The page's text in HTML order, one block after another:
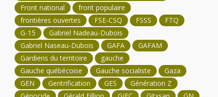
Front national
front populaire
frontières ouvertes
FSE-CSQ FSSS
FTQ
G-15
Gabriel Nadeau-Dubois
Gabriel Naseau-Dubois
GAFA
GAFAM
Gardiens du territoire
gauche
Gauche québécoise
Gauche socialiste
Gaza
GEN
Gentrification GES
Génération Z